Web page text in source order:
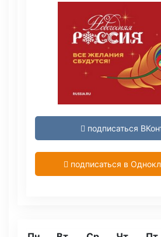
подписаться
подписаться в